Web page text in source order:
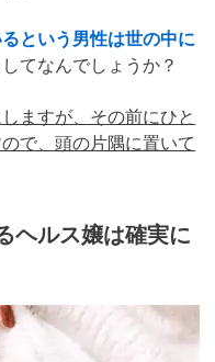
という男性は世の中に
てなんでしょうか？
ますが、その前にひと
で、頭の片隅に置いて
ヘルス嬢は確実に